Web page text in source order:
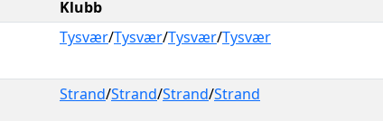
Klubb
Tysvær/Tysvær/Tysvær/Tysvær
Strand/Strand/Strand/Strand